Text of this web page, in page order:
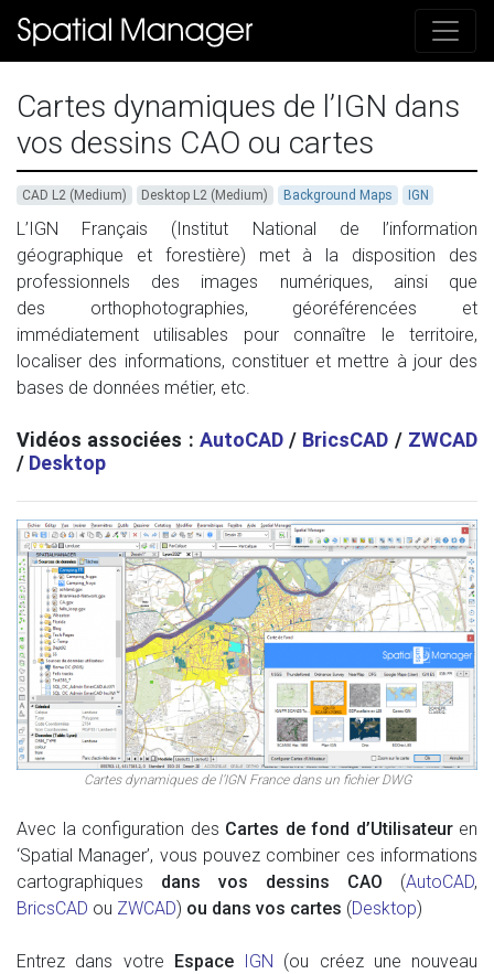
Cartes dynamiques de l’IGN dans
vos dessins CAO ou cartes
CAD L2 (Medium) Desktop L2 (Medium) Background Maps IGN
L’IGN Français (Institut National de l’information
géographique et forestière) met à la disposition des
professionnels des images numériques, ainsi que
des orthophotographies, géoréférencées et
immédiatement utilisables pour connaître le territoire,
localiser des informations, constituer et mettre à jour des
bases de données métier, etc.
Vidéos associées : AutoCAD/ BricsCAD / ZWCAD
/ Desktop
Cartes dynamiques de l’IGN France dans un fichier DWG
Avec la configuration des Cartes de fond d’Utilisateuren
‘Spatial Manager’, vous pouvez combiner ces informations
cartographiques dans vos dessins CAO (AutoCAD,
BricsCAD ou ZWCAD) ou dans vos cartes (Desktop)
Entrez dans votre Espace IGN
(ou créez une nouveau